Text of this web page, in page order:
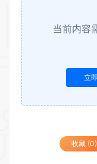
当前内容
立
收藏 (0)